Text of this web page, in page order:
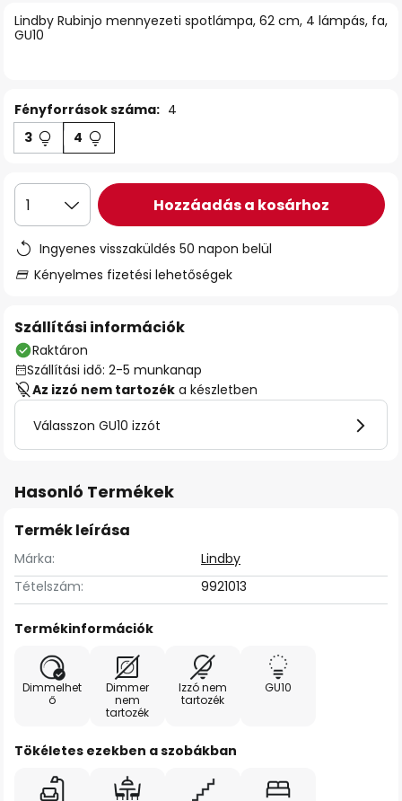
Lindby Rubinjo mennyezeti spotlámpa, 62 cm, 4 lámpás, fa,
GU10
Fényforrások száma: 4
3
4
1 Hozzáadás a kosárhoz
Ingyenes visszaküldés 50 napon belül
Kényelmes fizetési lehetőségek
Szállítási információk
Raktáron
Szállítási idő: 2-5 munkanap
Az izzó nem tartozék a készletben
Válasszon GU10 izzót
Hasonló Termékek
Termék leírása
Márka:
Lindby
Tételszám:
9921013
Termékinformációk
Dimmelhet
ő
Dimmer
nem
tartozék
Izzó nem
tartozék
GU10
Tökéletes ezekben a szobákban